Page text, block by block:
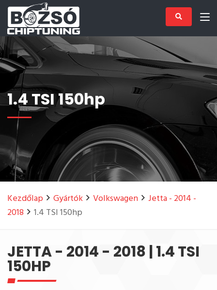
1.4 TSI 150hp
Kezdőlap Gyártók Volkswagen
Jetta - 2014 -
2018
1.4 TSI 150hp
JETTA - 2014 - 2018 | 1.4 TSI
150HP